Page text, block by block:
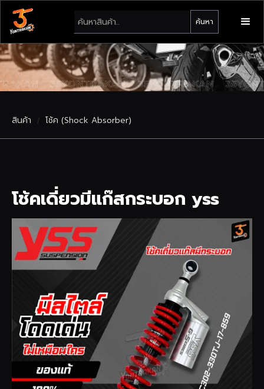
สินค้า / โช้ค (Shock Absorber)
โช้คเดี่ยวมีแก๊สกระบอก yss